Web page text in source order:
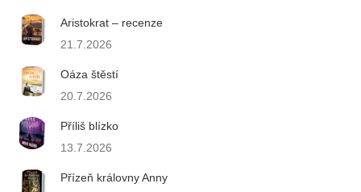
Aristokrat – recenze
21.7.2026
Oáza štěstí
20.7.2026
Příliš blízko
13.7.2026
Přízeň královny Anny